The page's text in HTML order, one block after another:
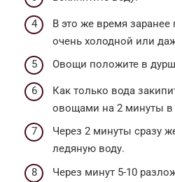
В это же время заранее
очень холодной или
Овощи положите в
Как только вода
овощами на 2 минуты в
Через 2 минуты сразу
ледяную воду.
Через минут 5-10